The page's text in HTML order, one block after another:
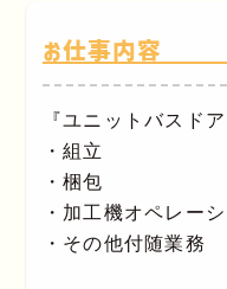
お仕事内容
『ユニットバスド
・組立
・梱包
・加工機オペレー
・その他付随業務